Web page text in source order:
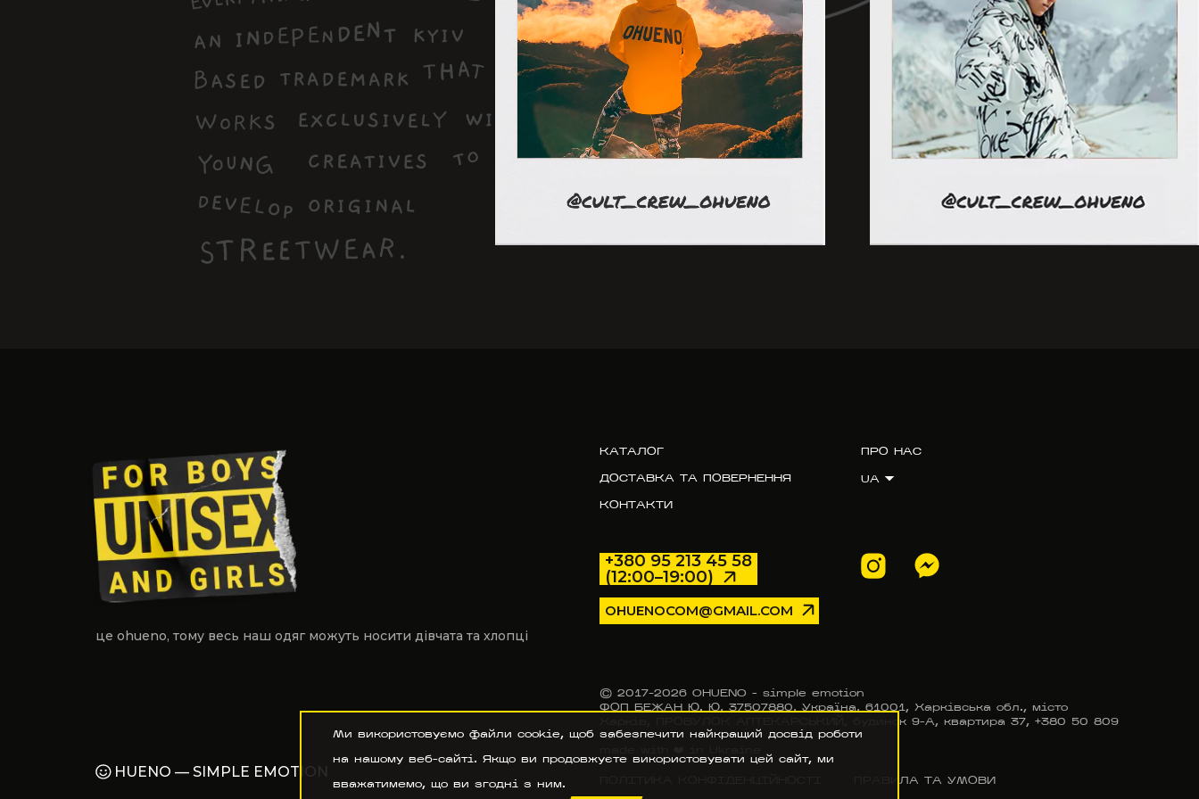
це ohueno, тому весь наш одягможуть носити дівчата та хлопці
КАТАЛОГ
ДОСТАВКА ТА ПОВЕРНЕННЯ
КОНТАКТИ
ПРО НАС
UA
+380 95 213 45 58
(12:00–19:00)
OHUENOCOM@GMAIL.COM
HUENO — SIMPLE EMOTION
© 2017–2026 OHUENO - simple emotion
ФОП БЕЖАН Ю. Ю, 37507880, Україна, 61001, Харківська обл., місто
Харків, ПРОВУЛОК АПТЕКАРСЬКИЙ, будинок 9-А, квартира 37, +380 50 809
42 94
ПРАВИЛА ТА УМОВИ
Ми використовуємо файли cookie, щоб забезпечити найкращий досвід роботи
на нашому веб-сайті. Якщо ви продовжуєте використовувати цей сайт, ми
вважатимемо, що ви згодні з ним.